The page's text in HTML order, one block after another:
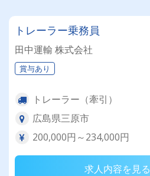
トレーラー乗務員
田中運輸 株式会社
賞与あり
トレーラー（牽引）
広島県三原市
200,000円～234,000円
求人内容を見る